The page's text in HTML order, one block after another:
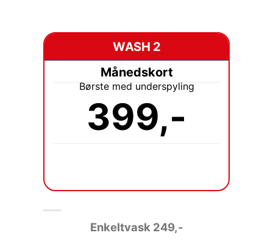
WASH 2
Månedskort
Børste med underspyling
399,-
Enkeltvask 249,-